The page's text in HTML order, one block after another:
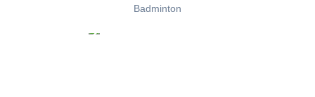
Badminton